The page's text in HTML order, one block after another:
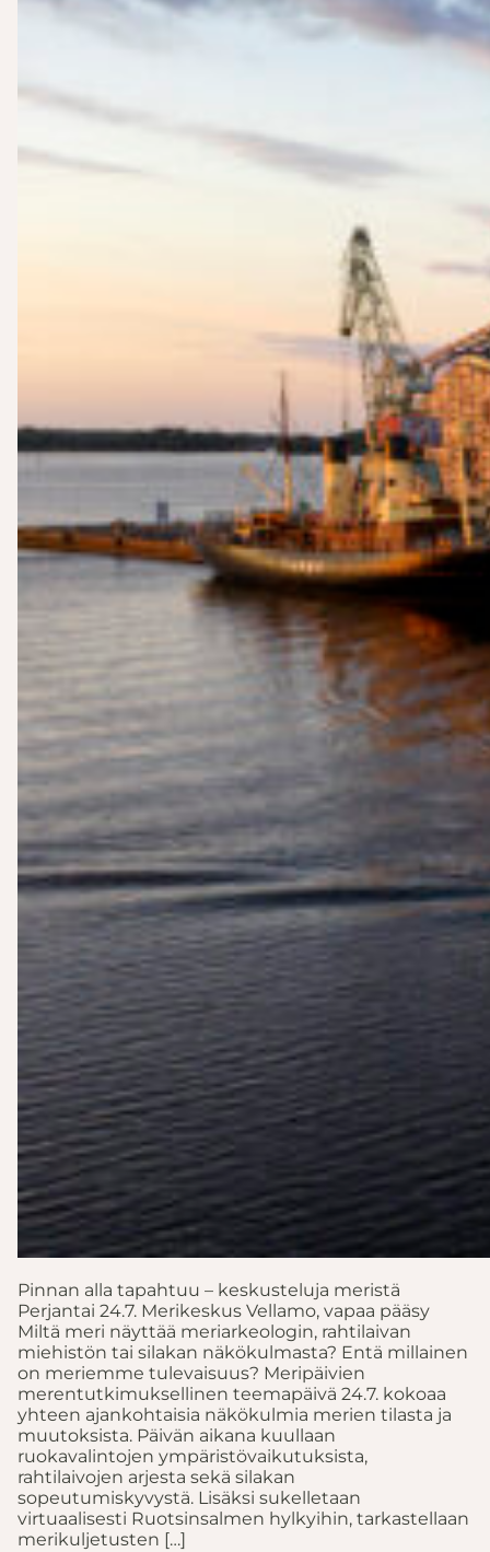
Pinnan alla tapahtuu – keskusteluja meristä
Perjantai 24.7. Merikeskus Vellamo, vapaa pääsy
Miltä meri näyttää meriarkeologin, rahtilaivan
miehistön tai silakan näkökulmasta? Entä millainen
on meriemme tulevaisuus? Meripäivien
merentutkimuksellinen teemapäivä 24.7. kokoaa
yhteen ajankohtaisia näkökulmia merien tilasta ja
muutoksista. Päivän aikana kuullaan
ruokavalintojen ympäristövaikutuksista,
rahtilaivojen arjesta sekä silakan
sopeutumiskyvystä. Lisäksi sukelletaan
virtuaalisesti Ruotsinsalmen hylkyihin, tarkastellaan
merikuljetusten […]